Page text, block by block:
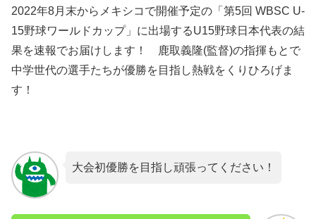
2022年8月末からメキシコで開催予定の「第5回 WBSC U-
15野球ワールドカップ」に出場するU15野球日本代表の結
果を速報でお届けします！ 鹿取義隆(監督)の指揮もとで
中学世代の選手たちが優勝を目指し熱戦をくりひろげま
す！
大会初優勝を目指し頑張ってください！